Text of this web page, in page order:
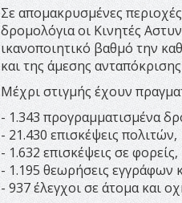
Σε απομακρυσμένες
δρομολόγια οι Κινητές
ικανοποιητικό βαθμό την
και της άμεσης
Μέχρι στιγμής έχουν
- 1.343 προγραμματισμένα
- 21.430 επισκέψεις πολιτών,
- 1.632 επισκέψεις σε φορείς,
- 1.195 θεωρήσεις εγγράφων
- 937 έλεγχοι σε άτομα και